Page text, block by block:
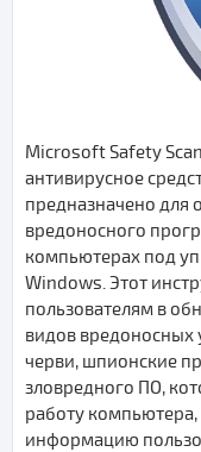
Microsoft Safety
антивирусное
предназначено для
вредоносного
компьютерах под
Windows. Этот
пользователям в
видов вредоносных
черви, шпионские
зловредного ПО,
работу
информацию